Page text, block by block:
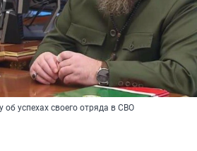
об успехах своего отряда в СВО